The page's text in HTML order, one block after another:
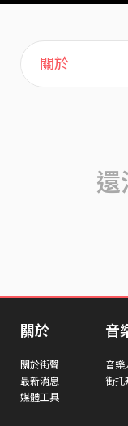
主頁
歌單
喜歡
關於
還
關於
關於街聲
最新消息
媒體工具
音
音樂
街托